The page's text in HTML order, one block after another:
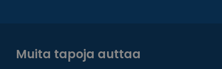
Muita tapoja auttaa